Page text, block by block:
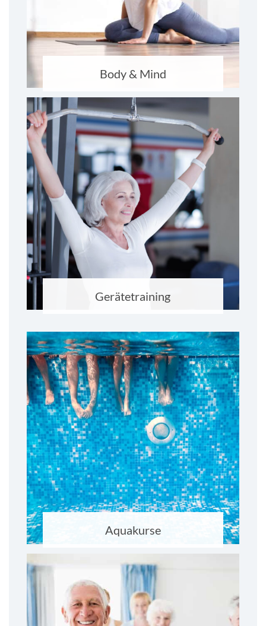
Body & Mind
Gerätetraining
Aquakurse